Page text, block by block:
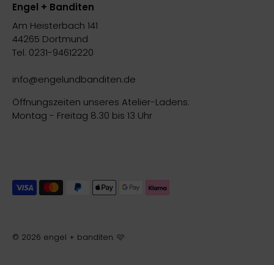
Engel + Banditen
Am Heisterbach 141
44265 Dortmund
Tel. 0231-94612220
info@engelundbanditen.de
Öffnungszeiten unseres Atelier-Ladens:
Montag - Freitag 8.30 bis 13 Uhr
© 2026 engel + banditen. 🩷